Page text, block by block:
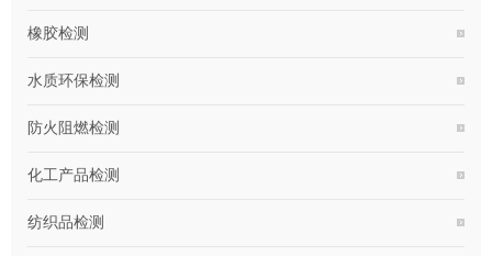
橡胶检测
水质环保检测
防火阻燃检测
化工产品检测
纺织品检测